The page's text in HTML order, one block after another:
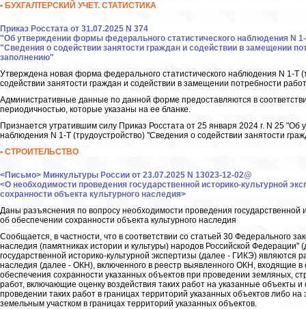
• БУХГАЛТЕРСКИЙ УЧЕТ. СТАТИСТИКА
Приказ Росстата от 31.07.2025 N 374
"Об утверждении формы федерального статистического наблюдения N
"Сведения о содействии занятости граждан и содействии в замещении
заполнению"
Утверждена новая форма федерального статистического наблюдения N 1-Т
содействии занятости граждан и содействии в замещении потребности
Административные данные по данной форме предоставляются в
периодичностью, которые указаны на ее бланке.
Признается утратившим силу Приказ Росстата от 25 января 2024 г. N 25
наблюдения N 1-Т (трудоустройство) "Сведения о содействии занятости
• СТРОИТЕЛЬСТВО
<Письмо> Минкультуры России от 23.07.2025 N 13023-12-02@
<О необходимости проведения государственной историко-культурной
сохранности объекта культурного наследия>
Даны разъяснения по вопросу необходимости проведения государственной
об обеспечении сохранности объекта культурного наследия
Сообщается, в частности, что в соответствии со статьей 30 Федерального
наследия (памятниках истории и культуры) народов Российской
государственной историко-культурной экспертизы (далее - ГИКЭ) являются
наследия (далее - ОКН), включенного в реестр выявленного ОКН, входящие
обеспечения сохранности указанных объектов при проведении земляных,
работ, включающие оценку воздействия таких работ на указанные
проведении таких работ в границах территорий указанных объектов либо
земельным участком в границах территорий указанных объектов.